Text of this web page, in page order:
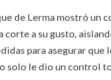
de Lerma mostró un
corte a su gusto,
para asegurar
solo le dio un control